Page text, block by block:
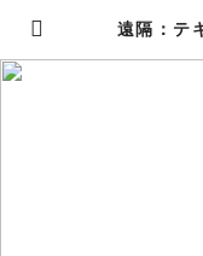
遠隔：テ